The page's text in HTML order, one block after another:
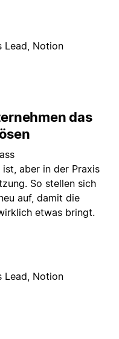
Lead, Notion
das
aber in der Praxis
So stellen sich
auf, damit die
etwas bringt.
Lead, Notion